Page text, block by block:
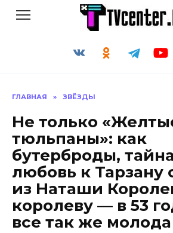
ГЛАВНАЯ » ЗВЁЗДЫ
Не только
тюльпаны»: как
бутерброды,
любовь к Тарзану
из Наташи
королеву — в 53
все так же молода